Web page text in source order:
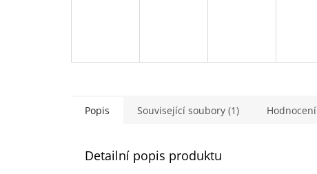
Popis Související soubory (1) Hodnocení
Detailní popis produktu